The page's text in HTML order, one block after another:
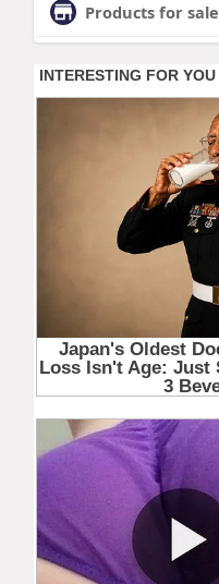
Products for sale